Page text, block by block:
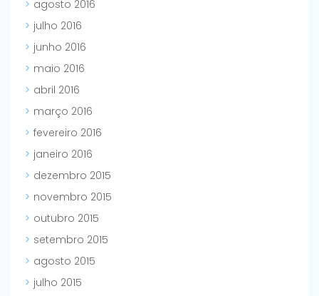
agosto 2016
julho 2016
junho 2016
maio 2016
abril 2016
março 2016
fevereiro 2016
janeiro 2016
dezembro 2015
novembro 2015
outubro 2015
setembro 2015
agosto 2015
julho 2015